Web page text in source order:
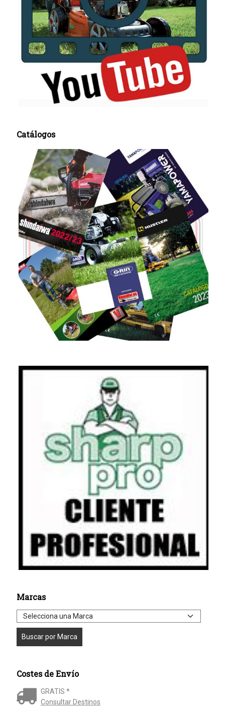
Catálogos
Marcas
Costes de Envío
GRATIS *
Consultar Destinos